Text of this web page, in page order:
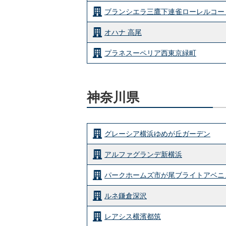
ブランシエラ三鷹下連雀ローレルコー
オハナ 高尾
プラネスーペリア西東京緑町
神奈川県
グレーシア横浜ゆめが丘ガーデン
アルファグランデ新横浜
パークホームズ市が尾ブライトアベニ
ルネ鎌倉深沢
レアシス横濱都筑